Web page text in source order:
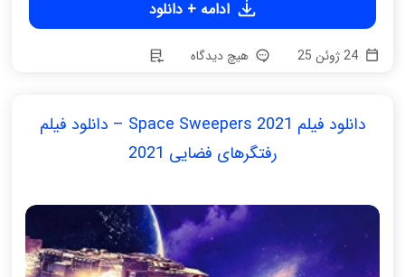
ادامه + دانلود
24 ژوئن 25 هیچ دیدگاه
دانلود فیلم Space Sweepers 2021 – دانلود فیلم
رفتگرهای فضایی 2021